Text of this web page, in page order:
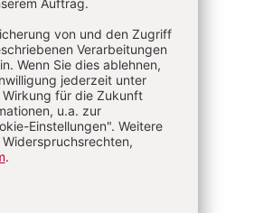
das kurz vor dem
Welt ist
Vordergrund?
Ländern ist für